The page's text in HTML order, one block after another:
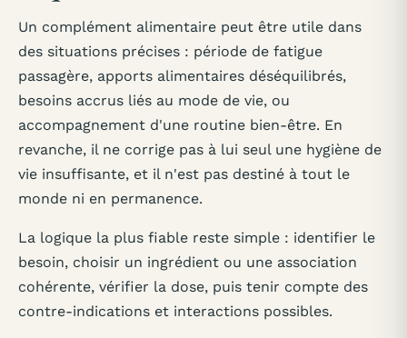
Un complément alimentaire peut être utile dans
des situations précises : période de fatigue
passagère, apports alimentaires déséquilibrés,
besoins accrus liés au mode de vie, ou
accompagnement d'une routine bien-être. En
revanche, il ne corrige pas à lui seul une hygiène de
vie insuffisante, et il n'est pas destiné à tout le
monde ni en permanence.
La logique la plus fiable reste simple : identifier le
besoin, choisir un ingrédient ou une association
cohérente, vérifier la dose, puis tenir compte des
contre-indications et interactions possibles.